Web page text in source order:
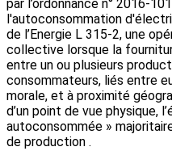
par l’ordonnance n° 2016-
l'autoconsommation
de l’Energie L 315-2, une
collective lorsque la
entre un ou plusieurs
consommateurs, liés entre
morale, et à proximité
d’un point de vue physique,
autoconsommée »
de production .